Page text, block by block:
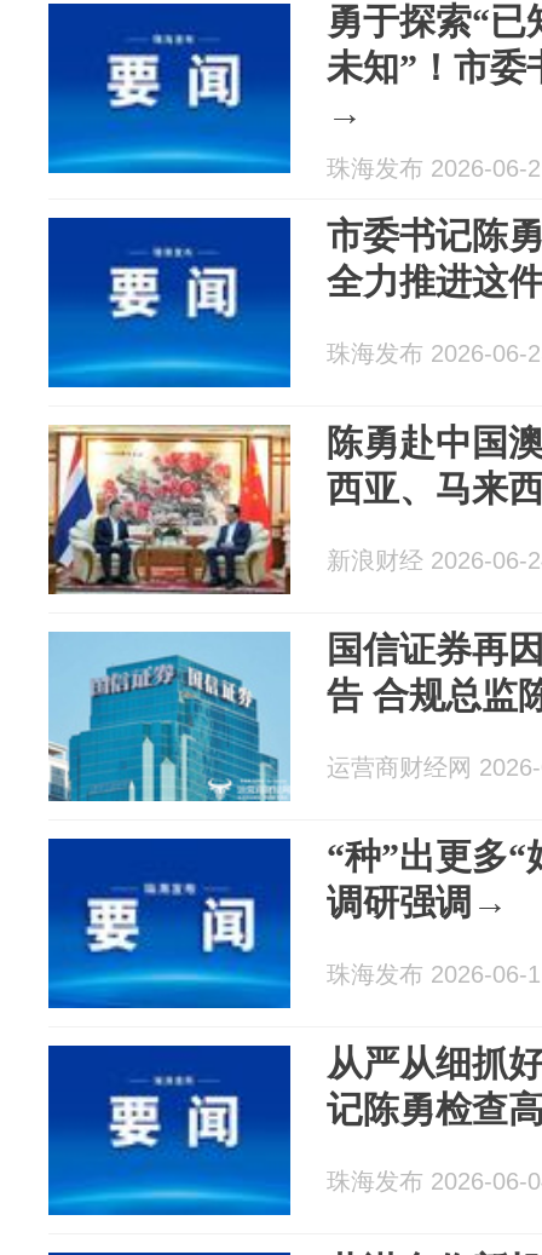
勇于探索“已
未知”！市委
→
珠海发布 2026-06-
市委书记陈
全力推进这
珠海发布 2026-06-
陈勇赴中国
西亚、马来
新浪财经 2026-06-
国信证券再
告 合规总监
运营商财经网
“种”出更多“
调研强调→
珠海发布 2026-06-
从严从细抓
记陈勇检查
珠海发布 2026-06-